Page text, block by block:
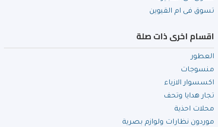
تسوق فى ام القيوين
اقسام اخرى ذات صلة
العطور
منسوجات
اكسسوار الازياء
تجار هدايا وتحف
محلات احذية
موردون نظارات ولوازم بصرية